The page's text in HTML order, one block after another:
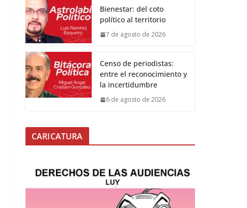
Bienestar: del coto
político al territorio
7 de agosto de 2026
Censo de periodistas:
entre el reconocimiento y
la incertidumbre
6 de agosto de 2026
CARICATURA